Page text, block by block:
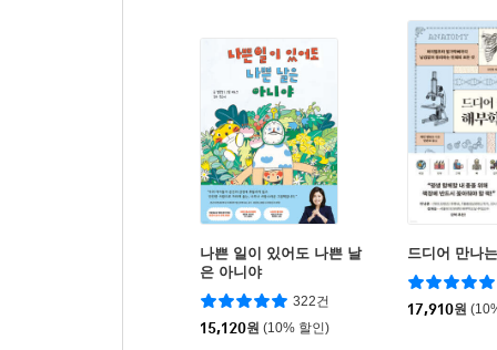
나쁜 일이 있어도 나쁜 날
은 아니야
322건
15,120원 (10% 할인)
드디어 만나
17,910원